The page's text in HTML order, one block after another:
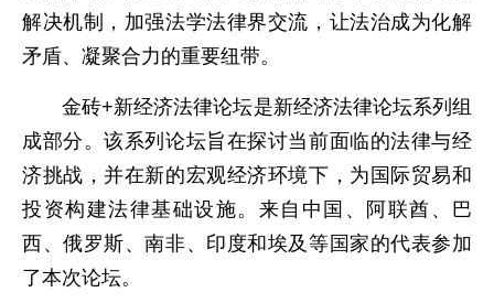
解决机制，加强法学法律界交流，让法治成为化解
矛盾、凝聚合力的重要纽带。
金砖+新经济法律论坛是新经济法律论坛系列组
成部分。该系列论坛旨在探讨当前面临的法律与经
济挑战，并在新的宏观经济环境下，为国际贸易和
投资构建法律基础设施。来自中国、阿联酋、巴
西、俄罗斯、南非、印度和埃及等国家的代表参加
了本次论坛。